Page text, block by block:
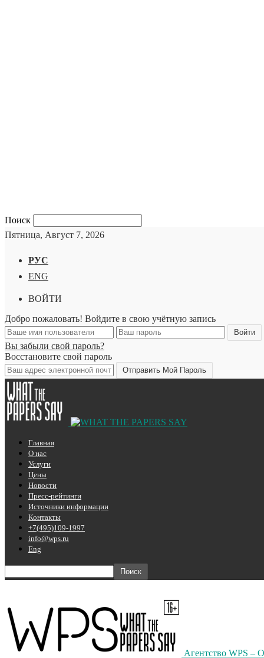
Поиск
Пятница, Август 7, 2026
РУС
ENG
ВОЙТИ
Добро пожаловать! Войдите в свою учётную запись
Вы забыли свой пароль?
Восстановите свой пароль
Главная
О нас
Услуги
Цены
Новости
Пресс-рейтинги
Источники информации
Контакты
+7(495)109-1997
info@wps.ru
Eng
Агентство WPS –